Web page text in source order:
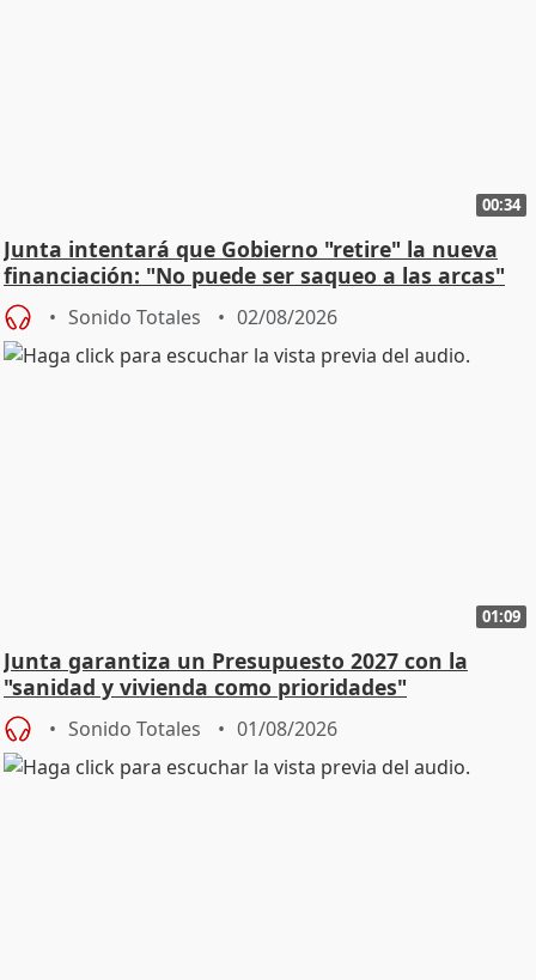
00:34
Junta intentará que Gobierno "retire" la nueva
financiación: "No puede ser saqueo a las arcas"
Sonido Totales 02/08/2026
01:09
Junta garantiza un Presupuesto 2027 con la
"sanidad y vivienda como prioridades"
Sonido Totales 01/08/2026